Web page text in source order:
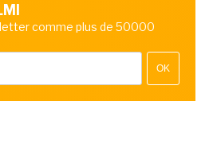
comme plus de 50000
OK